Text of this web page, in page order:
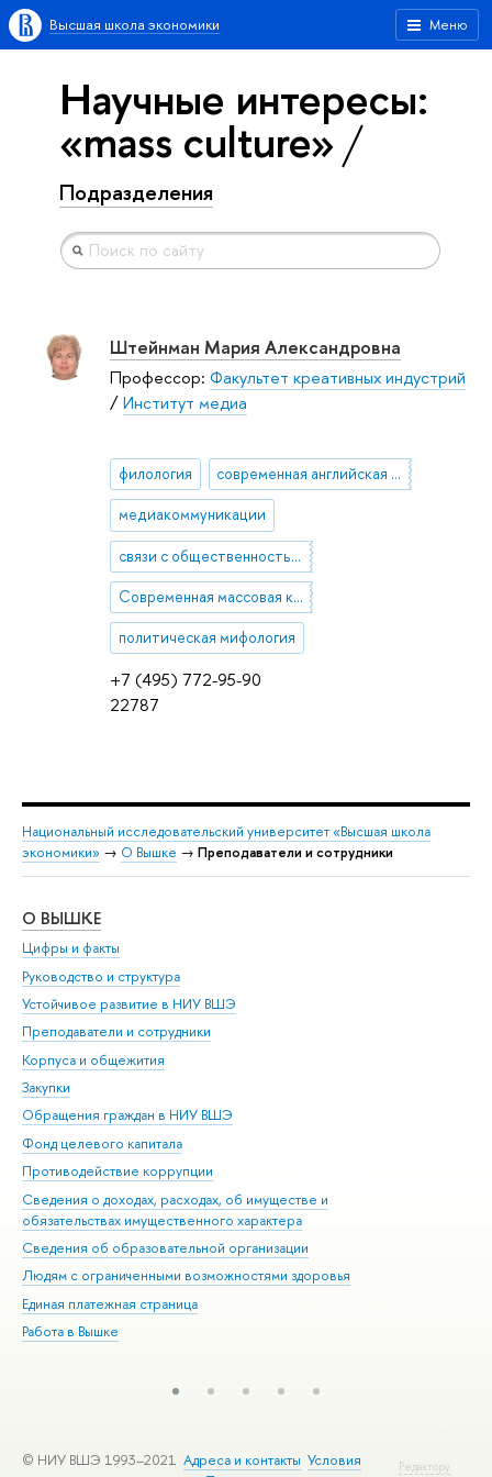
Меню
Высшая школа экономики
Научные интересы:
«mass culture»
Подразделения
+7 (495) 772-95-90
22787
Штейнман Мария Александровна
Профессор: Факультет креативных индустрий
/Институт медиа
филология современная английская литература
медиакоммуникации
связи с общественностью, коммуникативные стратегии
Современная массовая культура
политическая мифология
Национальный исследовательский университет «Высшая школа
экономики» → О Вышке → Преподаватели и сотрудники
О ВЫШКЕ
Цифры и факты
Руководство и структура
Устойчивое развитие в НИУ ВШЭ
Преподаватели и сотрудники
Корпуса и общежития
Закупки
Обращения граждан в НИУ ВШЭ
Фонд целевого капитала
Противодействие коррупции
Сведения о доходах, расходах, об имуществе и
обязательствах имущественного характера
Сведения об образовательной организации
Людям с ограниченными возможностями здоровья
Единая платежная страница
Работа в Вышке
Редактору
© НИУ ВШЭ 1993–2021 Адреса и контакты Условия